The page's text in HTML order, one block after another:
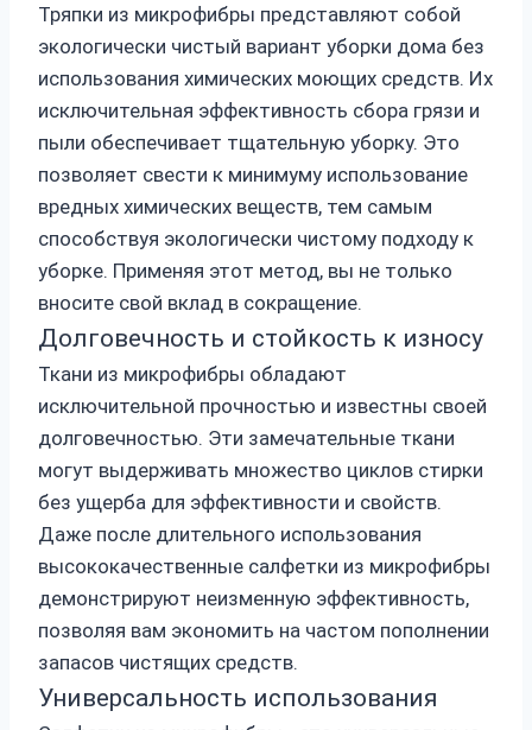
Тряпки из микрофибры представляют собой
экологически чистый вариант уборки дома без
использования химических моющих средств. Их
исключительная эффективность сбора грязи и
пыли обеспечивает тщательную уборку. Это
позволяет свести к минимуму использование
вредных химических веществ, тем самым
способствуя экологически чистому подходу к
уборке. Применяя этот метод, вы не только
вносите свой вклад в сокращение.
Долговечность и стойкость к износу
Ткани из микрофибры обладают
исключительной прочностью и известны своей
долговечностью. Эти замечательные ткани
могут выдерживать множество циклов стирки
без ущерба для эффективности и свойств.
Даже после длительного использования
высококачественные салфетки из микрофибры
демонстрируют неизменную эффективность,
позволяя вам экономить на частом пополнении
запасов чистящих средств.
Универсальность использования